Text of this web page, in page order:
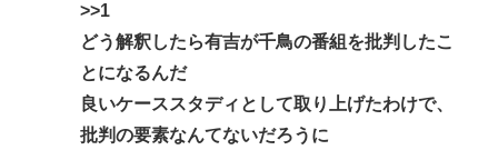
>>1
どう解釈したら有吉が千鳥の番組を批判したこ
とになるんだ
良いケーススタディとして取り上げたわけで、
批判の要素なんてないだろうに